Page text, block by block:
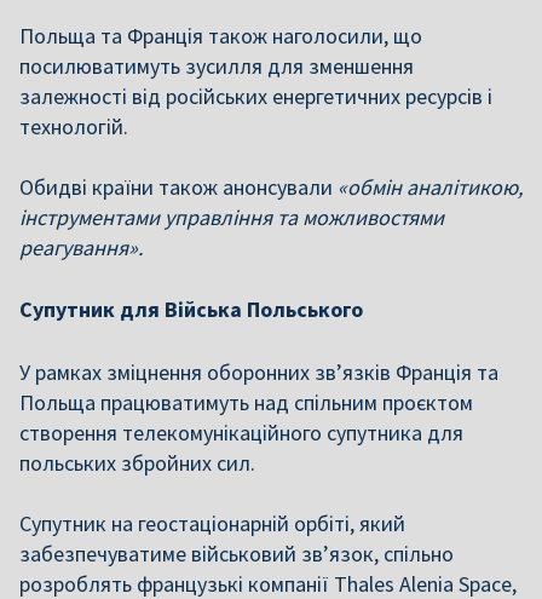
Польща та Франція також наголосили, що
посилюватимуть зусилля для зменшення
залежності від російських енергетичних ресурсів і
технологій.
Обидві країни також анонсували «обмін аналітикою,
інструментами управління та можливостями
реагування».
Супутник для Війська Польського
У рамках зміцнення оборонних зв’язків Франція та
Польща працюватимуть над спільним проєктом
створення телекомунікаційного супутника для
польських збройних сил.
Супутник на геостаціонарній орбіті, який
забезпечуватиме військовий зв’язок, спільно
розроблять французькі компанії Thales Alenia Space,